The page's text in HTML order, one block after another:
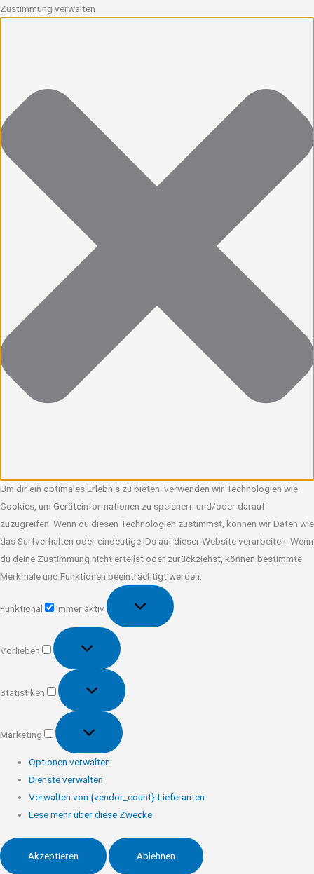
Zustimmung verwalten
Um dir ein optimales Erlebnis zu bieten, verwenden wir Technologien wie
Cookies, um Geräteinformationen zu speichern und/oder darauf
zuzugreifen. Wenn du diesen Technologien zustimmst, können wir Daten wie
das Surfverhalten oder eindeutige IDs auf dieser Website verarbeiten. Wenn
du deine Zustimmung nicht erteilst oder zurückziehst, können bestimmte
Merkmale und Funktionen beeinträchtigt werden.
Funktional
Immer aktiv
Vorlieben
Vorlieben
Statistiken
Statistiken
Marketing
Marketing
Optionen verwalten
Dienste verwalten
Verwalten von {vendor_count}-Lieferanten
Lese mehr über diese Zwecke
Akzeptieren Ablehnen